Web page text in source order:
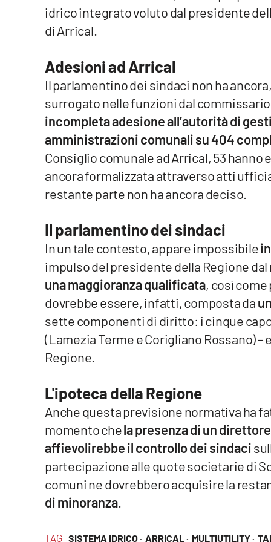
Lacitymag.it
Lacapitalenews.it
Cosenzachannel.it
Ilvibonese.it
Catanzarochannel.it
Vai
TAG SISTEMA IDRICO · ARRICAL · MULTIUTILITY ·
idrico integrato voluto dal presidente
di Arrical.
Adesioni ad Arrical
Il parlamentino dei sindaci non ha
surrogato nelle funzioni dal
incompleta adesione all’autorità di
amministrazioni comunali su 404
Consiglio comunale ad Arrical, 53 hanno
ancora formalizzata attraverso atti
restante parte non ha ancora deciso.
Il parlamentino dei sindaci
In un tale contesto, appare impossibile
impulso del presidente della Regione
una maggioranza qualificata, così
dovrebbe essere, infatti, composta da
sette componenti di diritto: i cinque
(Lamezia Terme e Corigliano Rossano)
Regione.
L'ipoteca della Regione
Anche questa previsione normativa ha
momento chela presenza di un
affievolirebbe il controllo dei sindaci
partecipazione alle quote societarie di
comuni ne dovrebbero acquisire la
di minoranza